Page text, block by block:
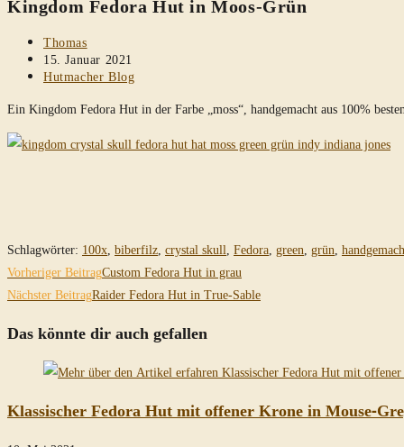
durchsuchen
Kingdom Fedora Hut in Moos-Grün
Beitrags-
Autor:
Thomas
Beitrag
veröffentlicht:
15. Januar 2021
Beitrags-
Hutmacher Blog
Ein Kingdom Fedora Hut in der Farbe „moss“, handgemacht aus 100%
Schlagwörter: 100x, biberfilz, crystal skull, Fedora, green, grün,
Weitere
Artikel
ansehen
Vorheriger BeitragCustom Fedora Hut in grau
Nächster BeitragRaider Fedora Hut in True-Sable
Das könnte dir auch gefallen
Klassischer Fedora Hut mit offener Krone in Mouse-